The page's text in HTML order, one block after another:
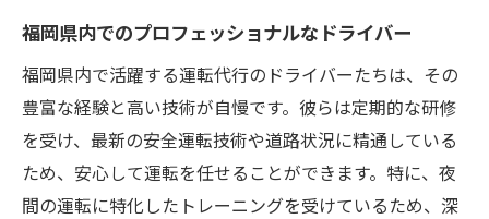
福岡県内でのプロフェッショナルなドライバー
福岡県内で活躍する運転代行のドライバーたちは、その
豊富な経験と高い技術が自慢です。彼らは定期的な研修
を受け、最新の安全運転技術や道路状況に精通している
ため、安心して運転を任せることができます。特に、夜
間の運転に特化したトレーニングを受けているため、深